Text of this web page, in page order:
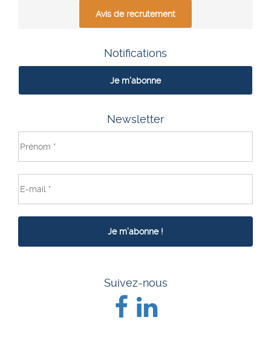
Avis de recrutement
Notifications
Je m'abonne
Newsletter
Suivez-nous